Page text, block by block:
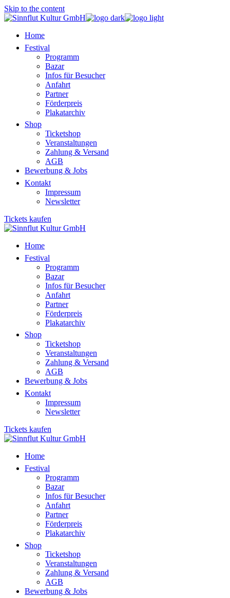
Skip to the content
Home
Festival
Programm
Bazar
Infos für Besucher
Anfahrt
Partner
Förderpreis
Plakatarchiv
Shop
Ticketshop
Veranstaltungen
Zahlung & Versand
AGB
Bewerbung & Jobs
Kontakt
Impressum
Newsletter
Tickets kaufen
Home
Festival
Programm
Bazar
Infos für Besucher
Anfahrt
Partner
Förderpreis
Plakatarchiv
Shop
Ticketshop
Veranstaltungen
Zahlung & Versand
AGB
Bewerbung & Jobs
Kontakt
Impressum
Newsletter
Tickets kaufen
Home
Festival
Programm
Bazar
Infos für Besucher
Anfahrt
Partner
Förderpreis
Plakatarchiv
Shop
Ticketshop
Veranstaltungen
Zahlung & Versand
AGB
Bewerbung & Jobs